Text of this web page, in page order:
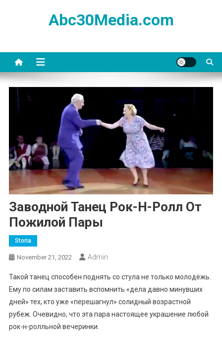
Abc30Media.com
Заводной Танец Рок-Н-Ролл От
Пожилой Пары
Storia
November 21, 2022 Admin
Такой танец способен поднять со стула не только молодёжь.
Ему по силам заставить вспомнить «дела давно минувших
дней» тех, кто уже «перешагнул» солидный возрастной
рубеж. Очевидно, что эта пара настоящее украшение любой
рок-н-ролльной вечеринки.